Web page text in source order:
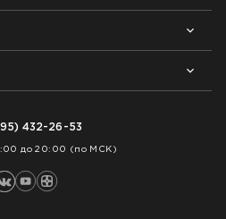
432-26-53
до 20:00 (по МСК)